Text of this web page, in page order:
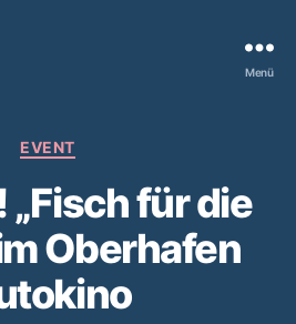
Menü
Kategorien
EVENT
„Fisch für die
Oberhafen